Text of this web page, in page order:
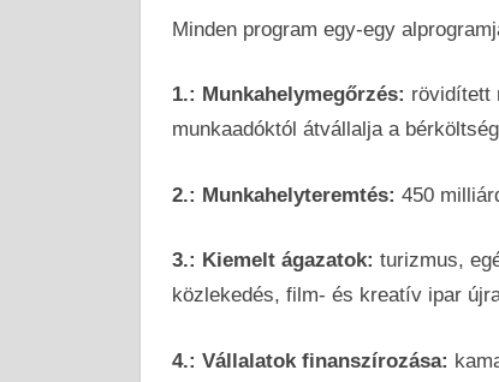
Minden program egy-egy
1.: Munkahelymegőrzés: rövidített
munkaadóktól átvállalja a
2.: Munkahelyteremtés: 450
3.: Kiemelt ágazatok: turizmus,
közlekedés, film- és kreatív ipar
4.: Vállalatok finanszírozása: